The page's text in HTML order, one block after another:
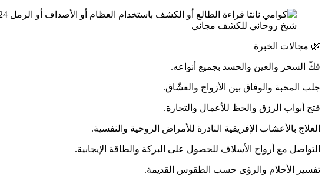
شيخ روحاني للكشف مجاني
🌿 مجالات الخبرة
فكّ السحر والعين والحسد بجميع أنواعه.
جلب المحبة والوفاق بين الأزواج والعشّاق.
فتح أبواب الرزق والحظ للأعمال والتجارة.
العلاج بالأعشاب الإفريقية النادرة للأمراض الروحية والنفسية.
التواصل مع أرواح الأسلاف للحصول على البركة والطاقة الإيجابية.
تفسير الأحلام والرؤى حسب الطقوس القديمة.